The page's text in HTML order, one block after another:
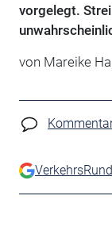
vorgelegt.
von Mareike